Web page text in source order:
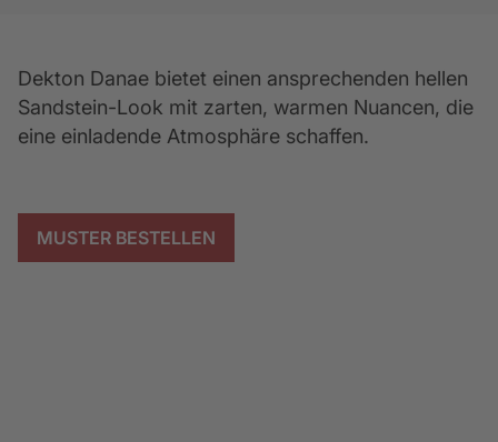
Dekton Danae bietet einen ansprechenden hellen
Sandstein-Look mit zarten, warmen Nuancen, die
eine einladende Atmosphäre schaffen.
MUSTER BESTELLEN